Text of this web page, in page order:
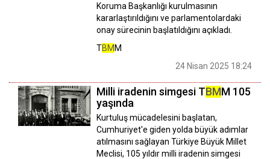
Koruma Başkanlığı kurulmasının
kararlaştırıldığını ve parlamentolardaki
onay sürecinin başlatıldığını açıkladı.
TBM M
24 Nisan 2025 18:24
Milli iradenin simgesi TBMM 105
yaşında
Kurtuluş mücadelesini başlatan,
Cumhuriyet'e giden yolda büyük adımlar
atılmasını sağlayan Türkiye Büyük Millet
Meclisi, 105 yıldır milli iradenin simgesi